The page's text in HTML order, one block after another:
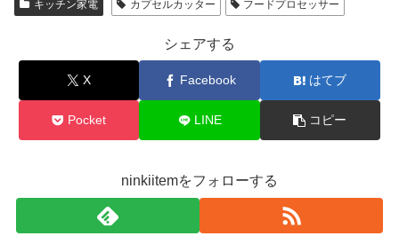
キッチン家電 カプセルカッター フードプロセッサー
シェアする
X Facebook はてブ
Pocket LINE コピー
ninkiitemをフォローする